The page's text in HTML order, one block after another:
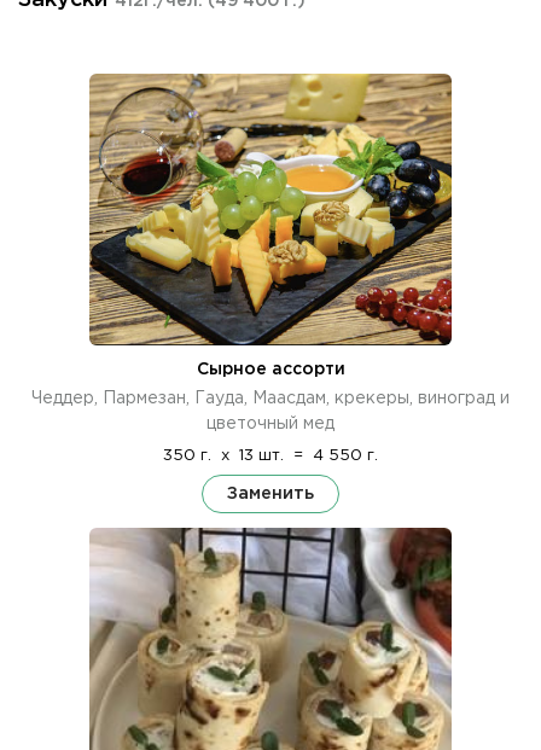
Сырное ассорти
Чеддер, Пармезан, Гауда, Маасдам, крекеры, виноград и
цветочный мед
350 г. x 13 шт. = 4 550 г.
Заменить